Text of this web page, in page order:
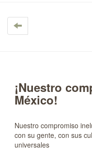
¡Nuestro
México!
Nuestro compromiso
con su gente, con sus
universales